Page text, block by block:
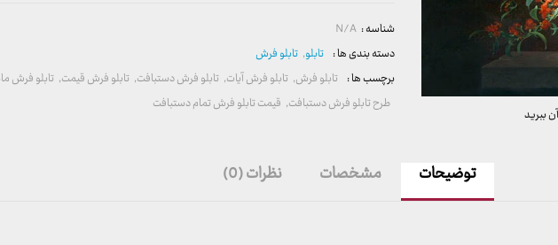
ببرید
شناسه : N/A
دسته بندی ها : تابلو, تابلو فرش
برچسب ها : تابلو فرش, تابلو فرش آیات, تابلو فرش دستبافت, تابلو فرش قیمت, تابلو فرش
طرح تابلو فرش دستبافت, قیمت تابلو فرش تمام دستبافت
توضیحات مشخصات نظرات (0)